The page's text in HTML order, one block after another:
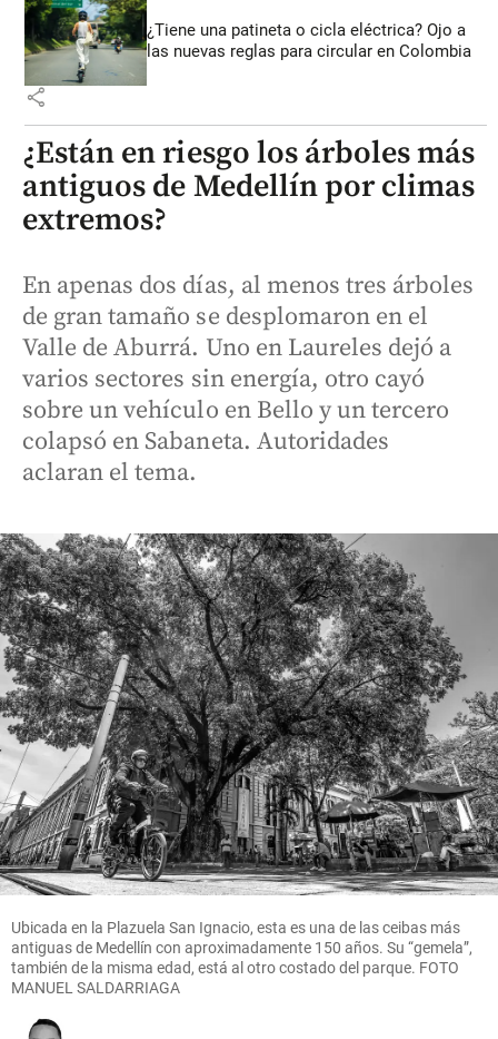
¿Tiene una patineta o cicla eléctrica? Ojo a
las nuevas reglas para circular en Colombia
share
¿Están en riesgo los árboles más
antiguos de Medellín por climas
extremos?
En apenas dos días, al menos tres árboles
de gran tamaño se desplomaron en el
Valle de Aburrá. Uno en Laureles dejó a
varios sectores sin energía, otro cayó
sobre un vehículo en Bello y un tercero
colapsó en Sabaneta. Autoridades
aclaran el tema.
Ubicada en la Plazuela San Ignacio, esta es una de las ceibas más
antiguas de Medellín con aproximadamente 150 años. Su “gemela”,
también de la misma edad, está al otro costado del parque. FOTO
MANUEL SALDARRIAGA